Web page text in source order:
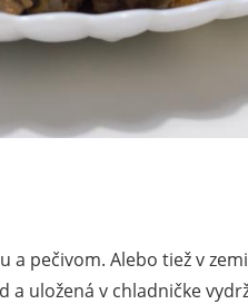
pečivom. Alebo tiež v
uložená v chladničke